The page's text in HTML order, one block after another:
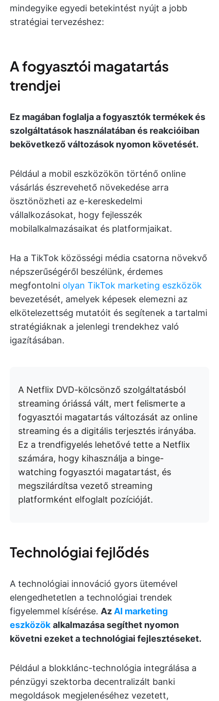
mindegyike egyedi betekintést nyújt a jobb
stratégiai tervezéshez:
A fogyasztói magatartás
trendjei
Ez magában foglalja a fogyasztók termékek és
szolgáltatások használatában és reakcióiban
bekövetkező változások nyomon követését.
Például a mobil eszközökön történő online
vásárlás észrevehető növekedése arra
ösztönözheti az e-kereskedelmi
vállalkozásokat, hogy fejlesszék
mobilalkalmazásaikat és platformjaikat.
Ha a TikTok közösségi média csatorna növekvő
népszerűségéről beszélünk, érdemes
megfontolni olyan TikTok marketing eszközök
bevezetését, amelyek képesek elemezni az
elkötelezettség mutatóit és segítenek a tartalmi
stratégiáknak a jelenlegi trendekhez való
igazításában.
A Netflix DVD-kölcsönző szolgáltatásból
streaming óriássá vált, mert felismerte a
fogyasztói magatartás változását az online
streaming és a digitális terjesztés irányába.
Ez a trendfigyelés lehetővé tette a Netflix
számára, hogy kihasználja a binge-
watching fogyasztói magatartást, és
megszilárdítsa vezető streaming
platformként elfoglalt pozícióját.
Technológiai fejlődés
A technológiai innováció gyors ütemével
elengedhetetlen a technológiai trendek
figyelemmel kísérése. Az AI marketing
eszközök alkalmazása segíthet nyomon
követni ezeket a technológiai fejlesztéseket.
Például a blokklánc-technológia integrálása a
pénzügyi szektorba decentralizált banki
megoldások megjelenéséhez vezetett,